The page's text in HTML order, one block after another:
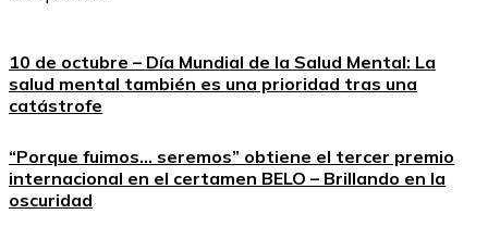
10 de octubre – Día Mundial de la Salud Mental: La
salud mental también es una prioridad tras una
catástrofe
“Porque fuimos… seremos” obtiene el tercer premio
internacional en el certamen BELO – Brillando en la
oscuridad